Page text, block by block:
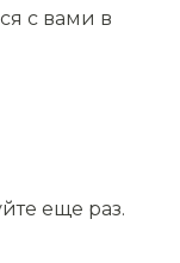
с вами в
еще раз.